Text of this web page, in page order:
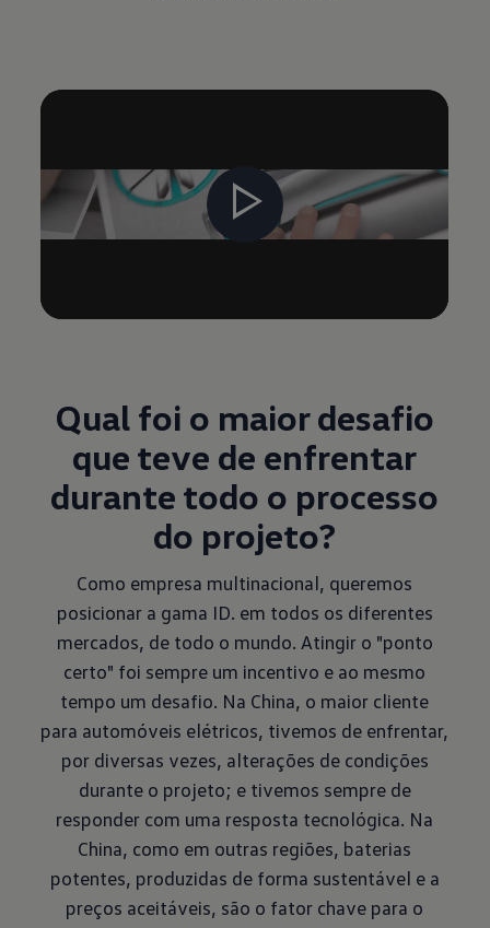
Qual foi o maior desafio
que teve de enfrentar
durante todo o processo
do projeto?
Como empresa multinacional, queremos
posicionar a gama ID. em todos os diferentes
mercados, de todo o mundo. Atingir o "ponto
certo" foi sempre um incentivo e ao mesmo
tempo um desafio. Na China, o maior cliente
para automóveis elétricos, tivemos de enfrentar,
por diversas vezes, alterações de condições
durante o projeto; e tivemos sempre de
responder com uma resposta tecnológica. Na
China, como em outras regiões, baterias
potentes, produzidas de forma sustentável e a
preços aceitáveis, são o fator chave para o